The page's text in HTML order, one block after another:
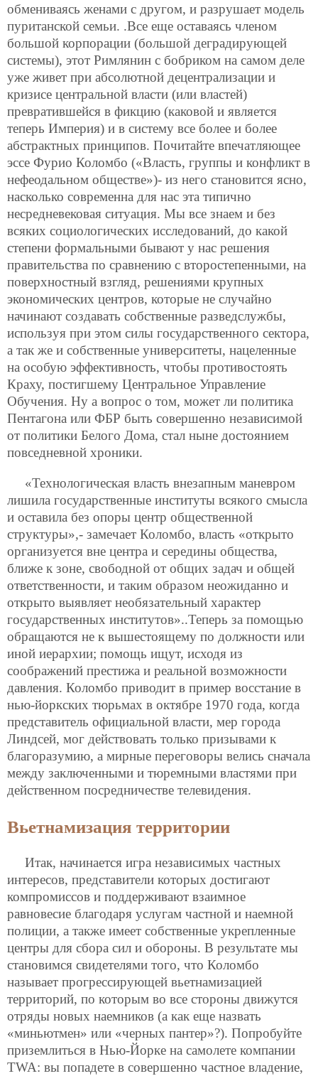
обмениваясь женами с другом, и разрушает модель
пуританской семьи. .Все еще оставаясь членом
большой корпорации (большой деградирующей
системы), этот Римлянин с бобриком на самом деле
уже живет при абсолютной децентрализации и
кризисе центральной власти (или властей)
превратившейся в фикцию (каковой и является
теперь Империя) и в систему все более и более
абстрактных принципов. Почитайте впечатляющее
эссе Фурио Коломбо («Власть, группы и конфликт в
нефеодальном обществе»)- из него становится ясно,
насколько современна для нас эта типично
несредневековая ситуация. Мы все знаем и без
всяких социологических исследований, до какой
степени формальными бывают у нас решения
правительства по сравнению с второстепенными, на
поверхностный взгляд, решениями крупных
экономических центров, которые не случайно
начинают создавать собственные разведслужбы,
используя при этом силы государственного сектора,
а так же и собственные университеты, нацеленные
на особую эффективность, чтобы противостоять
Краху, постигшему Центральное Управление
Обучения. Ну а вопрос о том, может ли политика
Пентагона или ФБР быть совершенно независимой
от политики Белого Дома, стал ныне достоянием
повседневной хроники.
«Технологическая власть внезапным маневром
лишила государственные институты всякого смысла
и оставила без опоры центр общественной
структуры»,- замечает Коломбо, власть «открыто
организуется вне центра и середины общества,
ближе к зоне, свободной от общих задач и общей
ответственности, и таким образом неожиданно и
открыто выявляет необязательный характер
государственных институтов»..Теперь за помощью
обращаются не к вышестоящему по должности или
иной иерархии; помощь ищут, исходя из
соображений престижа и реальной возможности
давления. Коломбо приводит в пример восстание в
нью-йоркских тюрьмах в октябре 1970 года, когда
представитель официальной власти, мер города
Линдсей, мог действовать только призывами к
благоразумию, а мирные переговоры велись сначала
между заключенными и тюремными властями при
действенном посредничестве телевидения.
Вьетнамизация территории
Итак, начинается игра независимых частных
интересов, представители которых достигают
компромиссов и поддерживают взаимное
равновесие благодаря услугам частной и наемной
полиции, а также имеет собственные укрепленные
центры для сбора сил и обороны. В результате мы
становимся свидетелями того, что Коломбо
называет прогрессирующей вьетнамизацией
территорий, по которым во все стороны движутся
отряды новых наемников (а как еще назвать
«миньютмен» или «черных пантер»?). Попробуйте
приземлиться в Нью-Йорке на самолете компании
TWA: вы попадете в совершенно частное владение,